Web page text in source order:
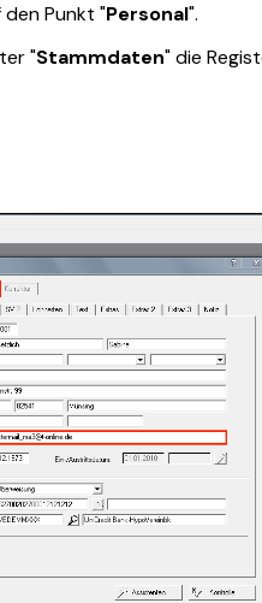
den Punkt "Personal".
"Stammdaten" die